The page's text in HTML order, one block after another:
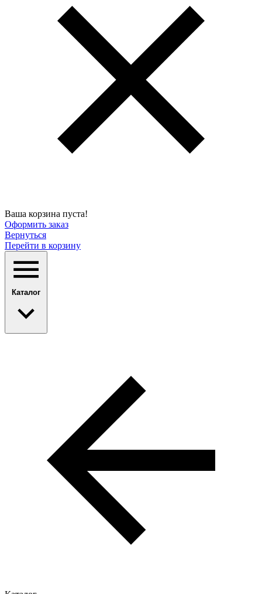
Ваша корзина пуста!
Оформить заказ
Вернуться
Перейти в корзину
Каталог